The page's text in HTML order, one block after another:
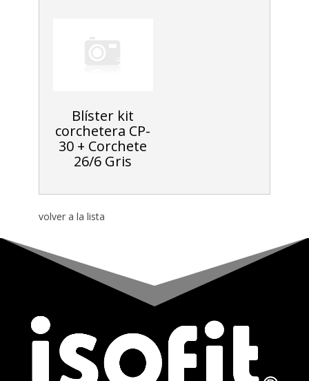
Blíster kit
corchetera CP-
30 + Corchete
26/6 Gris
volver a la lista